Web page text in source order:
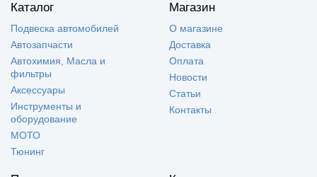
Каталог
Подвеска автомобилей
Автозапчасти
Автохимия, Масла и
фильтры
Аксессуары
Инструменты и
оборудование
МОТО
Тюнинг
Магазин
О магазине
Доставка
Оплата
Новости
Статьи
Контакты